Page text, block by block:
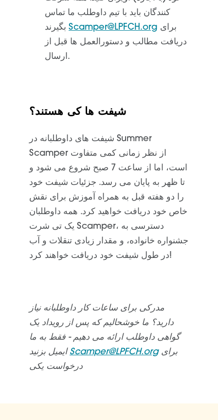
کنندگان باید با تیم داوطلب ما تماس
Scamper@LPFCH.org برای
دریافت مطالب و دستورالعمل ها قبل از
ارسال.
شیفت ها کی هستند؟
شیفت های داوطلبانه در Summer
Scamper از نظر زمانی کمی متفاوت
است، اما از ساعت 7 صبح شروع می شود و
تا ظهر به پایان می رسد. جزئیات شیفت خود
را دو هفته قبل به همراه آموزش برای نقش
خاص خود دریافت خواهید کرد. همه داوطلبان
یک تی شرت Scamper، دسترسی به
جشنواره خانواده، و مقدار زیادی تنقلات و آب
در طول شیفت خود دریافت خواهند کرد!
مدرکی برای ساعات کار داوطلبانه نیاز
دارید؟ ما خوشحالیم که پس از رویداد یک
گواهی داوطلب ارائه می دهیم - فقط به ما
ایمیل بزنید Scamper@LPFCH.orgبرای